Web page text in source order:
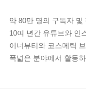
약 80만 명의 구독자
10여 년간 유튜브와 인
이너뷰티와 코스메틱
폭넓은 분야에서 활동